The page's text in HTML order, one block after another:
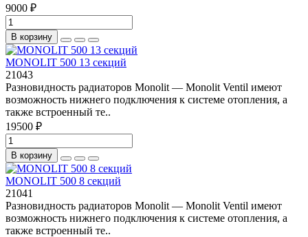
9000 ₽
В корзину
MONOLIT 500 13 секций
21043
Разновидность радиаторов Monolit — Monolit Ventil имеют
возможность нижнего подключения к системе отопления, а
также встроенный те..
19500 ₽
В корзину
MONOLIT 500 8 секций
21041
Разновидность радиаторов Monolit — Monolit Ventil имеют
возможность нижнего подключения к системе отопления, а
также встроенный те..